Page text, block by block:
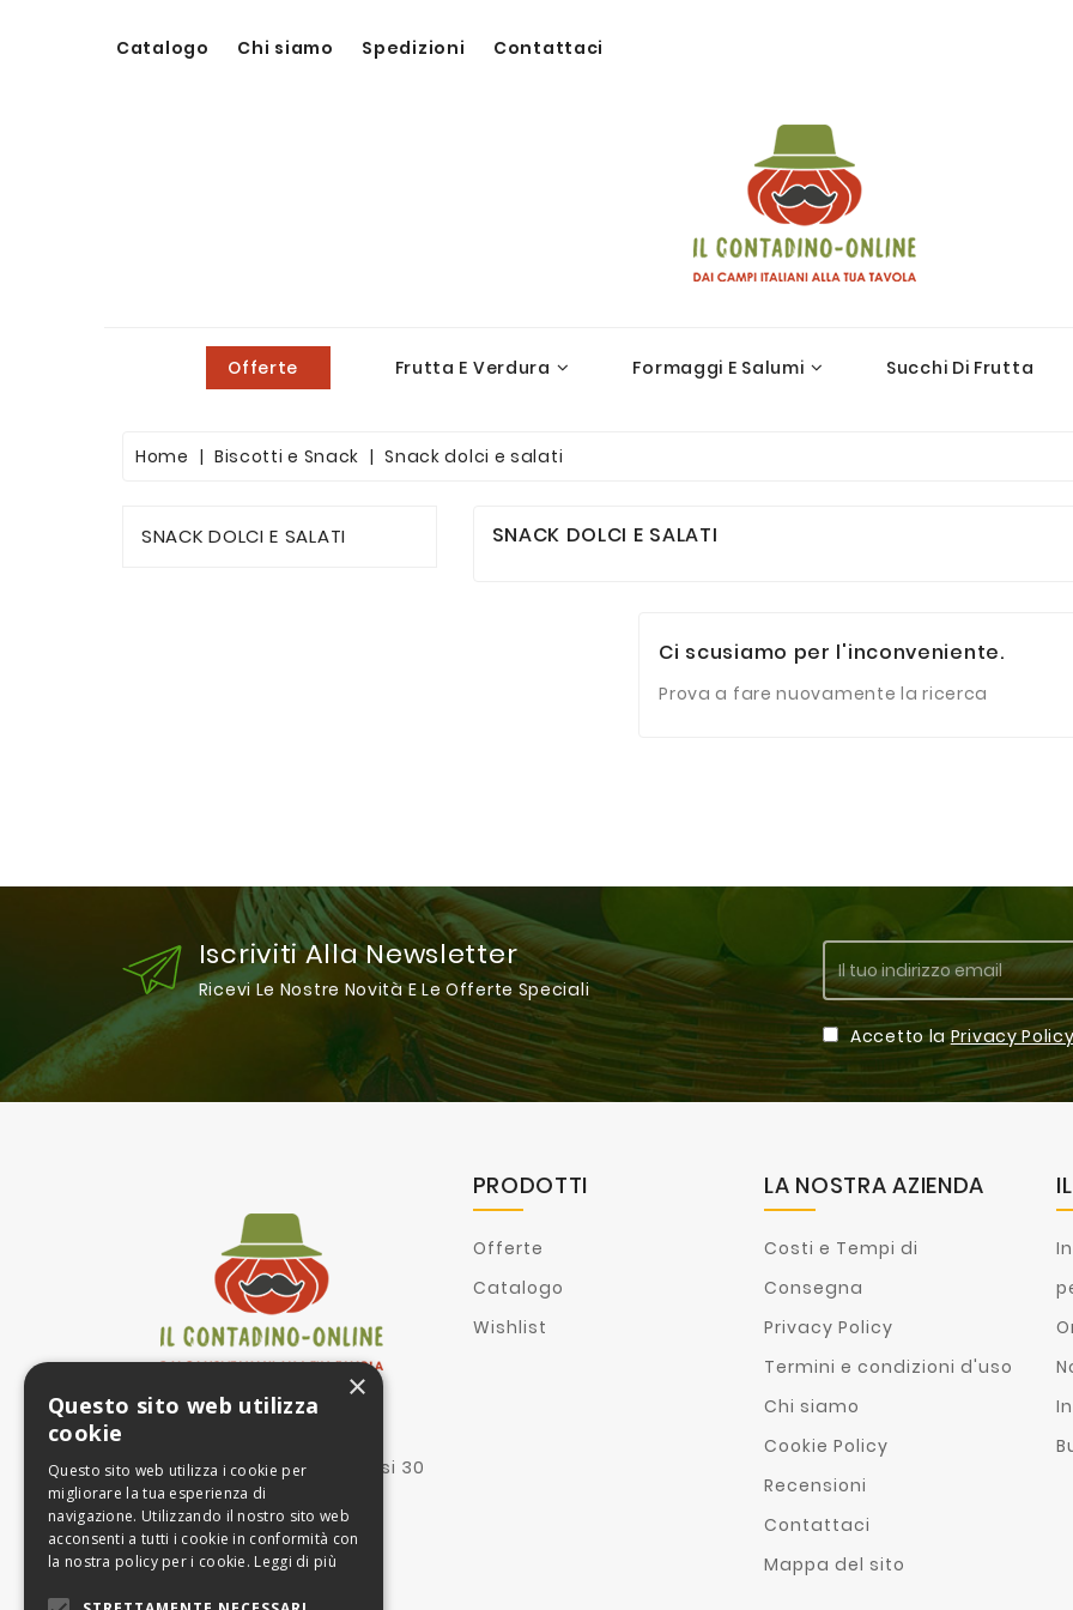
Catalogo Chi siamo Spedizioni Contattaci
Offerte Frutta E Verdura Formaggi E Salumi Succhi Di Frutta
Home Biscotti e Snack Snack dolci e salati
SNACK DOLCI E SALATI SNACK DOLCI E SALATI
Ci scusiamo per l'inconveniente.
Prova a fare nuovamente la ricerca
Iscriviti Alla Newsletter
Ricevi Le Nostre Novità E Le Offerte Speciali
Accetto la Privacy
Via corte dei mesagnesi 30
73100 Lecce Le
Gestione dell'attività:
GOOD SRL
P.IVA IT02472930185
PRODOTTI
Offerte
Catalogo
Wishlist
LA NOSTRA AZIENDA
Costi e Tempi di
Consegna
Privacy Policy
Termini e condizioni d'uso
Chi siamo
Cookie Policy
Recensioni
Contattaci
Mappa del sito
×
Questo sito web utilizza
cookie
Questo sito web utilizza i cookie per
migliorare la tua esperienza di
navigazione. Utilizzando il nostro sito web
acconsenti a tutti i cookie in conformità con
la nostra policy per i cookie. Leggi di più